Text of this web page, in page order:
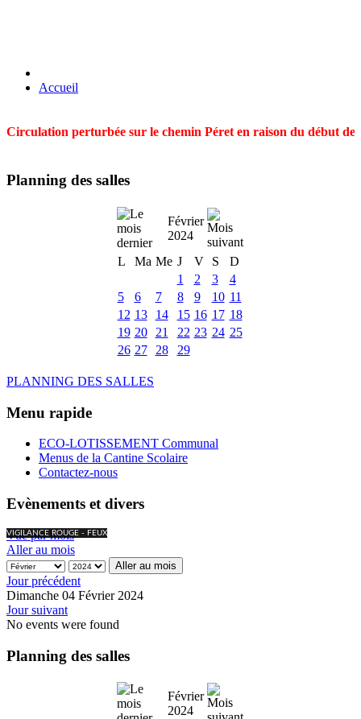
Accueil
Circulation perturbée sur le chemin Péret en raison du début
Planning des salles
Février
2024
L
Ma Me J V S
D
1
2 3
4
5
6 7 8 9 10 11
12 13 14 15 16 17 18
19 20 21 22 23 24 25
26 27 28 29
PLANNING DES SALLES
Menu rapide
ECO-LOTISSEMENT Communal
Menus de la Cantine Scolaire
Contactez-nous
Evènements et divers
VIGILANCE ROUGE - FEUX
Vue par mois
Aller au mois
Aller au mois
Jour précédent
Dimanche 04 Février 2024
Jour suivant
No events were found
Planning des salles
Février
2024